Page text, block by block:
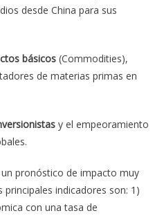
desde China para sus
básicos(Commodities),
de materias primas en
y el empeoramiento
pronóstico de impacto muy
indicadores son: 1)
con una tasa de